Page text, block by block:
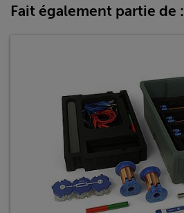
Fait également partie de :